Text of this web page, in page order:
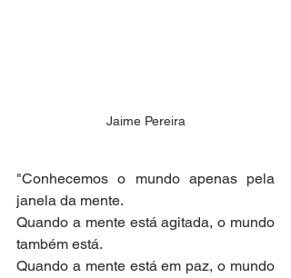
Jaime Pereira
"Conhecemos o mundo apenas pela
janela da mente.
Quando a mente está agitada, o mundo
também está.
Quando a mente está em paz, o mundo